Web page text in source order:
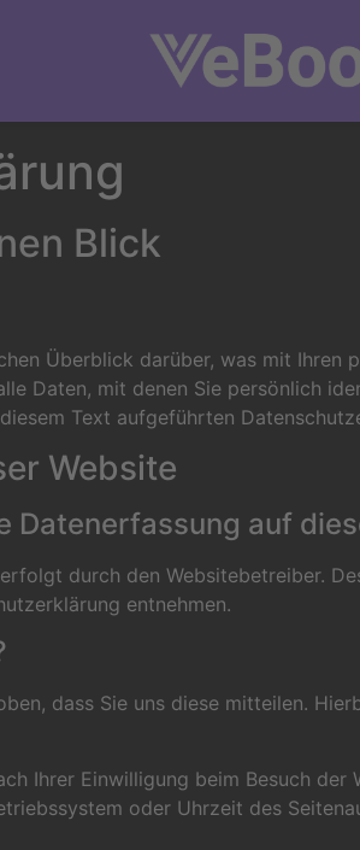
Blick
Überblick darüber, was mit Ihren
Daten, mit denen Sie persönlich
Text aufgeführten
Website
auf
durch den Websitebetreiber.
entnehmen.
dass Sie uns diese mitteilen.
Ihrer Einwilligung beim Besuch
oder Uhrzeit des